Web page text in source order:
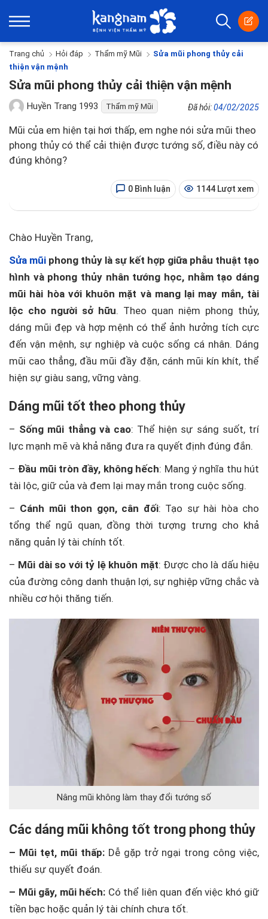
Trang chủ Hỏi đáp Thẩm mỹ Mũi
Sửa mũi phong thủy cải
thiện vận mệnh
Sửa mũi phong thủy cải thiện vận mệnh
Huyền Trang 1993 Thẩm mỹ Mũi Đã hỏi:04/02/2025
Mũi của em hiện tại hơi thấp, em nghe nói sửa mũi theo
phong thủy có thể cải thiện được tướng số, điều này có
đúng không?
0 Bình luận 1144 Lượt xem
Chào Huyền Trang,
Sửa mũi phong thủy là sự kết hợp giữa phẫu thuật tạo
hình và phong thủy nhân tướng học, nhằm tạo dáng
mũi hài hòa với khuôn mặt và mang lại may mắn, tài
lộc cho người sở hữu. Theo quan niệm phong thủy,
dáng mũi đẹp và hợp mệnh có thể ảnh hưởng tích cực
đến vận mệnh, sự nghiệp và cuộc sống cá nhân. Dáng
mũi cao thẳng, đầu mũi đầy đặn, cánh mũi kín khít, thể
hiện sự giàu sang, vững vàng.
Dáng mũi tốt theo phong thủy
– Sống mũi thẳng và cao: Thể hiện sự sáng suốt, trí
lực mạnh mẽ và khả năng đưa ra quyết định đúng đắn.
– Đầu mũi tròn đầy, không hếch: Mang ý nghĩa thu hút
tài lộc, giữ của và đem lại may mắn trong cuộc sống.
– Cánh mũi thon gọn, cân đối: Tạo sự hài hòa cho
tổng thể ngũ quan, đồng thời tượng trưng cho khả
năng quản lý tài chính tốt.
– Mũi dài so với tỷ lệ khuôn mặt: Được cho là dấu hiệu
của đường công danh thuận lợi, sự nghiệp vững chắc và
nhiều cơ hội thăng tiến.
Nâng mũi không làm thay đổi tướng số
Các dáng mũi không tốt trong phong thủy
– Mũi tẹt, mũi thấp: Dễ gặp trở ngại trong công việc,
thiếu sự quyết đoán.
– Mũi gãy, mũi hếch: Có thể liên quan đến việc khó giữ
tiền bạc hoặc quản lý tài chính chưa tốt.